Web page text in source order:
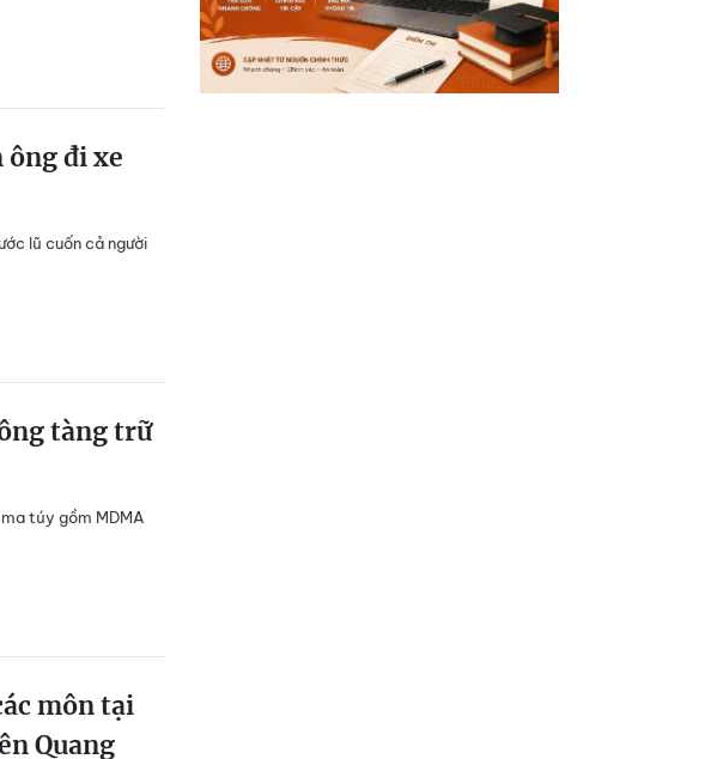
ông đi xe
lũ cuốn cả người
tàng trữ
túy gồm MDMA
môn tại
Quang